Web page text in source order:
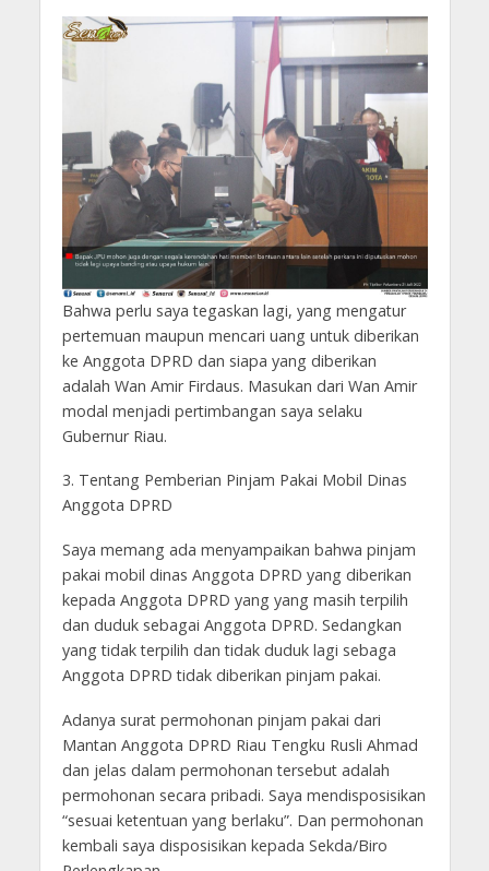
Bahwa perlu saya tegaskan lagi, yang mengatur
pertemuan maupun mencari uang untuk diberikan
ke Anggota DPRD dan siapa yang diberikan
adalah Wan Amir Firdaus. Masukan dari Wan Amir
modal menjadi pertimbangan saya selaku
Gubernur Riau.
3. Tentang Pemberian Pinjam Pakai Mobil Dinas
Anggota DPRD
Saya memang ada menyampaikan bahwa pinjam
pakai mobil dinas Anggota DPRD yang diberikan
kepada Anggota DPRD yang yang masih terpilih
dan duduk sebagai Anggota DPRD. Sedangkan
yang tidak terpilih dan tidak duduk lagi sebaga
Anggota DPRD tidak diberikan pinjam pakai.
Adanya surat permohonan pinjam pakai dari
Mantan Anggota DPRD Riau Tengku Rusli Ahmad
dan jelas dalam permohonan tersebut adalah
permohonan secara pribadi. Saya mendisposisikan
“sesuai ketentuan yang berlaku”. Dan permohonan
kembali saya disposisikan kepada Sekda/Biro